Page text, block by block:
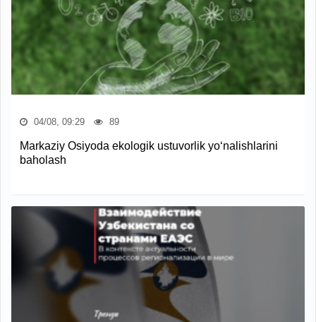
04/08, 09:29 89
Markaziy Osiyoda ekologik ustuvorlik yo‘nalishlarini
baholash